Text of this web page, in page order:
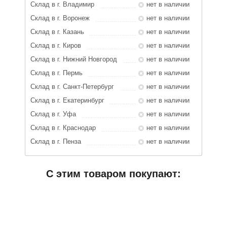
Склад в г. Владимир
нет в наличии
Склад в г. Воронеж
нет в наличии
Склад в г. Казань
нет в наличии
Склад в г. Киров
нет в наличии
Склад в г. Нижний Новгород
нет в наличии
Склад в г. Пермь
нет в наличии
Склад в г. Санкт-Петербург
нет в наличии
Склад в г. Екатеринбург
нет в наличии
Склад в г. Уфа
нет в наличии
Склад в г. Краснодар
нет в наличии
Склад в г. Пенза
нет в наличии
С этим товаром покупают: